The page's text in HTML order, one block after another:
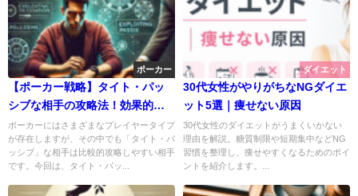
ポーカー
【ポーカー戦略】タイト・パッ
シブな相手の攻略法！効果的な
攻め方を解説🎯
ポーカーにはさまざまなプレイヤータイプ
が存在しますが、その中でも「タイト・パ
ッシブ」な相手は比較的攻略しやすい相手
です。今回は、タイト・パッ...
ダイエット
30代女性がやりがちなNGダイエ
ット5選｜痩せない原因
30代女性のダイエットがうまくいかない
理由を解説。糖質制限や短期集中などNG
習慣を整理し、痩せやすくなるためのポイ
ントを紹介します。...